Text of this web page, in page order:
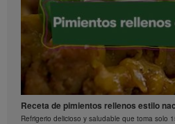
Preguntas frecuentes sobre Bioniq
¿Qué contiene Bioniq GO?
Receta de pimientos rellenos estilo
Refrigerio delicioso y saludable que toma solo